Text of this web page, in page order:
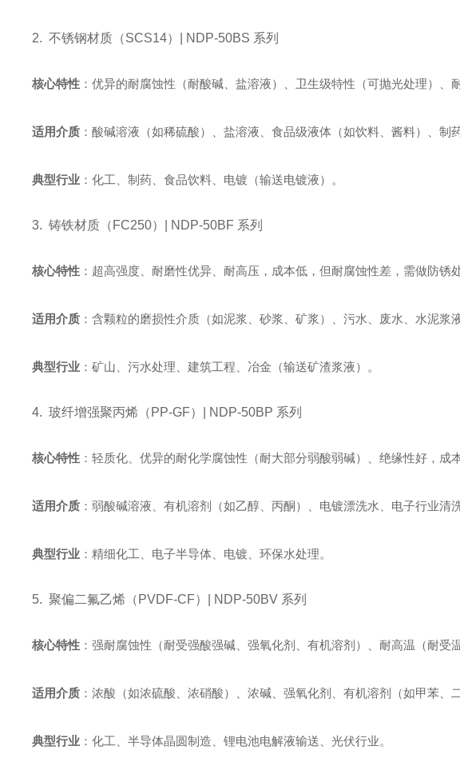
2. 不锈钢材质（SCS14）| NDP-50BS 系列
核心特性 ：优异的耐腐蚀性（耐酸碱、盐溶液）、卫生级特性（可抛光处理）、
适用介质 ：酸碱溶液（如稀硫酸）、盐溶液、食品级液体（如饮料、酱料）、制
典型行业 ：化工、制药、食品饮料、电镀（输送电镀液）。
3. 铸铁材质（FC250）| NDP-50BF 系列
核心特性 ：超高强度、耐磨性优异、耐高压，成本低，但耐腐蚀性差，需做防锈处
适用介质 ：含颗粒的磨损性介质（如泥浆、砂浆、矿浆）、污水、废水、水泥浆液
典型行业 ：矿山、污水处理、建筑工程、冶金（输送矿渣浆液）。
4. 玻纤增强聚丙烯（PP-GF）| NDP-50BP 系列
核心特性 ：轻质化、优异的耐化学腐蚀性（耐大部分弱酸弱碱）、绝缘性好，成
适用介质 ：弱酸碱溶液、有机溶剂（如乙醇、丙酮）、电镀漂洗水、电子行业清
典型行业 ：精细化工、电子半导体、电镀、环保水处理。
5. 聚偏二氟乙烯（PVDF-CF）| NDP-50BV 系列
核心特性 ：强耐腐蚀性（耐受强酸强碱、强氧化剂、有机溶剂）、耐高温（耐受
适用介质 ：浓酸（如浓硫酸、浓硝酸）、浓碱、强氧化剂、有机溶剂（如甲苯、
典型行业 ：化工、半导体晶圆制造、锂电池电解液输送、光伏行业。